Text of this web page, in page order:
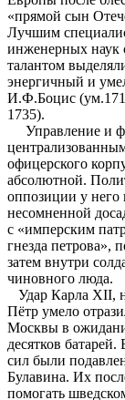
«прямой сын
Лучшим
инженерных наук
талантом
энергичный и
И.Ф.Боцис
1735).
Управление и
офицерского
абсолютной.
оппозиции у
несомненной
с «имперским
гнезда петрова»,
затем внутри
чиновного люда.
Удар Карла XII,
Пётр умело
Москвы в
десятков
сил были
Булавина. Их
помогать